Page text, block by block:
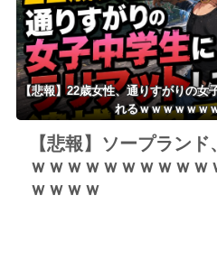
【悲報】22歳女性、通りすがりの女
れるｗｗｗｗｗｗ
【悲報】ソープラン
ｗｗｗｗｗｗｗｗｗ
ｗｗｗｗ